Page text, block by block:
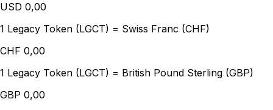
USD 0,00
1 Legacy Token (LGCT) = Swiss Franc (CHF)
CHF 0,00
1 Legacy Token (LGCT) = British Pound Sterling (GBP)
GBP 0,00